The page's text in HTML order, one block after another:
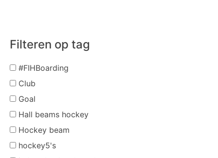
Filteren op tag
#FIHBoarding
Club
Goal
Hall beams hockey
Hockey beam
hockey5's